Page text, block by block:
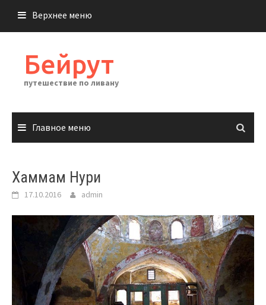
содержимому
Верхнее меню
Бейрут
путешествие по ливану
Главное меню
Хаммам Нури
17.10.2016 admin